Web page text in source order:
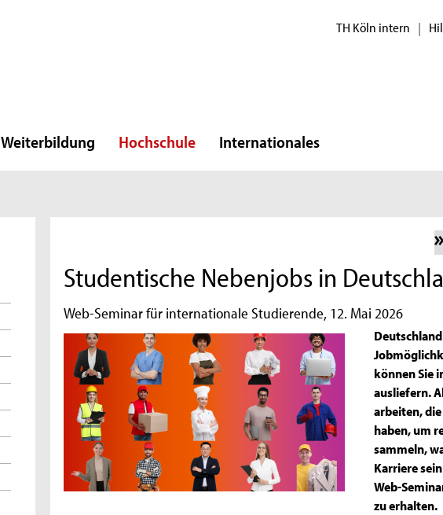
TH Köln intern |
Weiterbildung Hochschule Internationales
Studentische Nebenjobs in
Web-Seminar für internationale Studierende, 12. Mai 2026
können Sie
ausliefern.
arbeiten,
haben, um
sammeln,
Karriere
Web-
zu erhalten.